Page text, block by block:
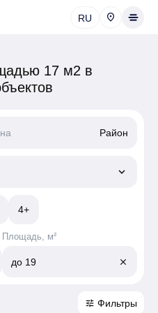
RU
17 м2 в
Район
keyboard_arrow_down
4+
Площадь, м²
до 19 close
tune Фильтры